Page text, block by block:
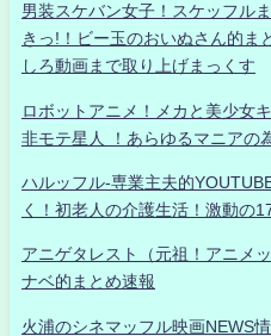
男装スケバン女子！スケッフル
きっ!！ビー玉のおいぬさん的
しろ動画まで取り上げまっくす
ロボットアニメ！メカと美少女
非モテ星人 ！あらゆるマニアの
ハルッフル-専業主夫的
く！初老人の介護生活！激動の
アニゲタレスト（元祖！アニメ
ナベ的まとめ速報
火浦のシネマッフル映画NEWS